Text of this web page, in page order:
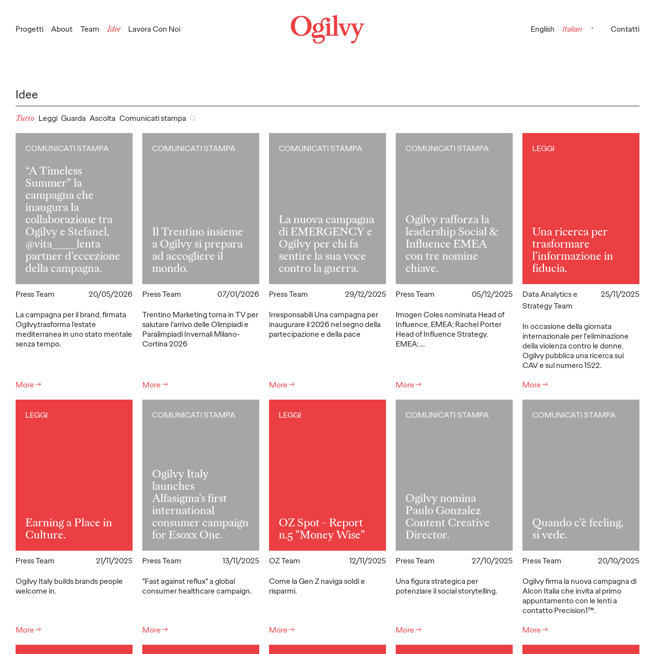
Progetti About Team Idee Lavora Con Noi Contatti
federica.snaidero@ogilvy.com
English Italian
Idee
Tutto Leggi Guarda Ascolta Comunicati stampa
COMUNICATI STAMPA
“A Timeless
Summer" la
campagna che
inaugura la
collaborazione tra
Ogilvy e Stefanel,
@vita_____lenta
partner d'eccezione
della campagna.
Press Team
20/05/2026
La campagna per il brand, firmata
Ogilvy,trasforma l’estate
mediterranea in uno stato mentale
senza tempo.
More→
COMUNICATI STAMPA
Il Trentino insieme
a Ogilvy si prepara
ad accogliere il
mondo.
Press Team
07/01/2026
Trentino Marketing torna in TV per
salutare l’arrivo delle Olimpiadi e
Paralimpiadi Invernali Milano-
Cortina 2026
More→
COMUNICATI STAMPA
La nuova campagna
di EMERGENCY e
Ogilvy per chi fa
sentire la sua voce
contro la guerra.
Press Team
29/12/2025
Irresponsabili Una campagna per
inaugurare il 2026 nel segno della
partecipazione e della pace
More→
COMUNICATI STAMPA
Ogilvy rafforza la
leadership Social &
Influence EMEA
con tre nomine
chiave.
Press Team
05/12/2025
Imogen Coles nominata Head of
Influence, EMEA; Rachel Porter
Head of Influence Strategy,
EMEA;…
More→
LEGGI
Una ricerca per
trasformare
l'informazione in
fiducia.
Data Analytics e
Strategy Team
25/11/2025
In occasione della giornata
internazionale per l'eliminazione
della violenza contro le donne,
Ogilvy pubblica una ricerca sui
CAV e sul numero 1522.
More→
LEGGI
Earning a Place in
Culture.
Press Team
21/11/2025
Ogilvy Italy builds brands people
welcome in.
More→
COMUNICATI STAMPA
Ogilvy Italy
launches
Alfasigma’s first
international
consumer campaign
for Esoxx One.
Press Team
13/11/2025
"Fast against reflux" a global
consumer healthcare campaign.
More→
LEGGI
OZ Spot - Report
n.5 "Money Wise"
OZ Team
12/11/2025
Come la Gen Z naviga soldi e
risparmi.
More→
COMUNICATI STAMPA
Ogilvy nomina
Paulo Gonzalez
Content Creative
Director.
Press Team
27/10/2025
Una figura strategica per
potenziare il social storytelling.
More→
COMUNICATI STAMPA
Quando c'è feeling,
si vede.
Press Team
20/10/2025
Ogilvy firma la nuova campagna di
Alcon Italia che invita al primo
appuntamento con le lenti a
contatto Precision1™.
More→